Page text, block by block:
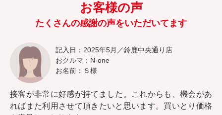
お客様の声
たくさんの感謝の声をいただいてます
記入日：2025年5月／鈴鹿中央通り店
おクルマ：N-one
お名前：Ｓ様
接客が非常に好感が持てました。これからも、機会があ
ればまた利用させて頂きたいと思います。 買いとり価格